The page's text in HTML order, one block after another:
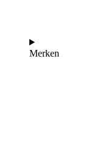
Merken